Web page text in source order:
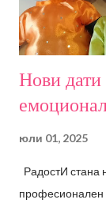
Нови
юли 01, 2025
РадостИ стана
професионален